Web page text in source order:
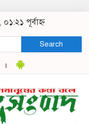
পূর্বাহ্ন
Search